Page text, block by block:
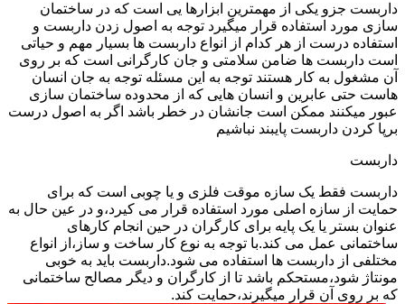
داربست جزو یکی از مهمترین ابزارها یی است که در ساختمان
سازی مورد استفاده قرار میگیرد توجه به اصول زدن داربست و
استفاده درست از هر کدام از انواع داربست ها بسیار مهم و حیاتی
است داربست ها ضامن سلامتی و جان کارگرانی است که بر روی
آن مشغول به کار هستند توجه به این مسئله توجه به جان انسان
هاست حتی عابرین و انسان هایی که از محدوده ساختمان سازی
عبور میکنند ممکن است جانشان در خطر باشد اگر به اصول درست
برپا کردن داربست پایبند نباشیم
داربست
داربست فقط یک سازه موقت فلزی و یا چوبی است که برای
حمایت از سازه اصلی مورد استفاده قرار می کیرد،و در عین حال به
عنوان بستر یا یک پایه برای کارگران در حین انجام کارهای
ساختمانی عمل می کند.با توجه به نوع کار ساخت و ساز،از انواع
مختلفی از داربست ها استفاده می شود.داربست باید به خوبی
مونتاژ شود،مستحکم باشد تا از کارگران و دیگر مصالح ساختمانی
که بر روی آن قرار میگیرند،حمایت کند.